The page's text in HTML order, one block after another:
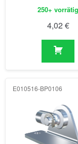
250+ vorrätig
4,02 €
E010516-BP0106